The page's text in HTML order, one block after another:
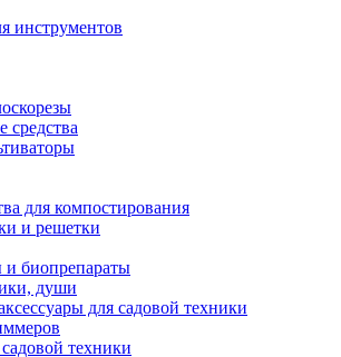
инструментов
средства
для компостирования
и решетки
и биопрепараты
души
для садовой техники
техники